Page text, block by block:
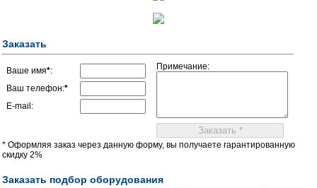
Заказать
Ваше имя*:
Ваш телефон:*
E-mail:
Примечание:
* Оформляя заказ через данную форму, вы получаете гарантированную
скидку 2%
Заказать подбор оборудования